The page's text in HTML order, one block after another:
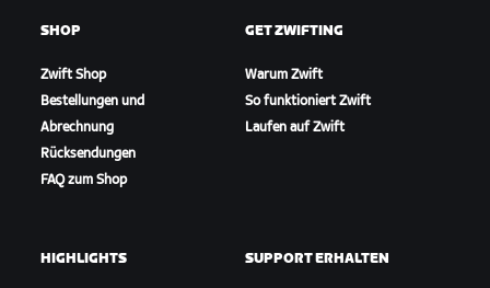
SHOP
Zwift Shop
Bestellungen und
Abrechnung
Rücksendungen
FAQ zum Shop
GET ZWIFTING
Warum Zwift
So funktioniert Zwift
Laufen auf Zwift
HIGHLIGHTS SUPPORT ERHALTEN